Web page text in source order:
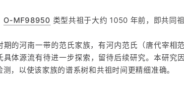
O-MF98950 类型共祖于大约 1050 年前，即共同
期的河南一带的范氏家族，有河内范氏（唐代宰相
具体源流有待进一步探索，留待后续研究。本研究
测，以使该家族的谱系树和共祖时间更精细准确。